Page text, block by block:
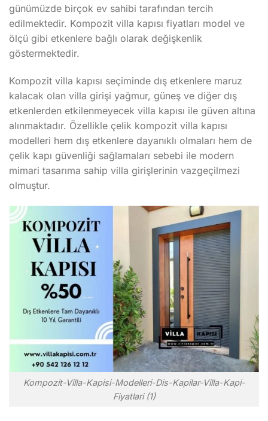
günümüzde birçok ev sahibi tarafından tercih
edilmektedir. Kompozit villa kapısı fiyatları model ve
ölçü gibi etkenlere bağlı olarak değişkenlik
göstermektedir.
Kompozit villa kapısı seçiminde dış etkenlere maruz
kalacak olan villa girişi yağmur, güneş ve diğer dış
etkenlerden etkilenmeyecek villa kapısı ile güven altına
alınmaktadır. Özellikle çelik kompozit villa kapısı
modelleri hem dış etkenlere dayanıklı olmaları hem de
çelik kapı güvenliği sağlamaları sebebi ile modern
mimari tasarıma sahip villa girişlerinin vazgeçilmezi
olmuştur.
Kompozit-Villa-Kapisi-Modelleri-Dis-Kapilar-Villa-Kapi-
Fiyatlari (1)